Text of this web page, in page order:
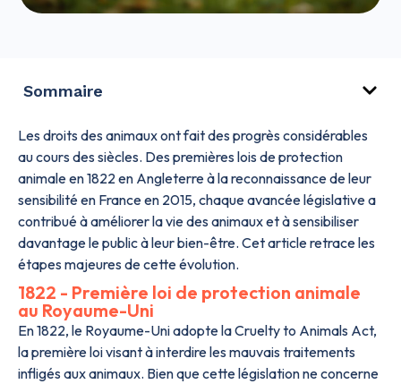
Sommaire
Les droits des animaux ont fait des progrès considérables
au cours des siècles. Des premières lois de protection
animale en 1822 en Angleterre à la reconnaissance de leur
sensibilité en France en 2015, chaque avancée législative a
contribué à améliorer la vie des animaux et à sensibiliser
davantage le public à leur bien-être. Cet article retrace les
étapes majeures de cette évolution.
1822 - Première loi de protection animale
au Royaume-Uni
En 1822, le Royaume-Uni adopte la Cruelty to Animals Act,
la première loi visant à interdire les mauvais traitements
infligés aux animaux. Bien que cette législation ne concerne